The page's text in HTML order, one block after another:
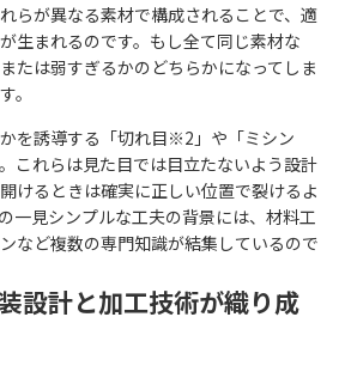
らが異なる素材で構成されることで、適
生まれるのです。もし全て同じ素材な
たは弱すぎるかのどちらかになってしま
。
を誘導する「切れ目※2」や「ミシン
これらは見た目では目立たないよう設計
けるときは確実に正しい位置で裂けるよ
一見シンプルな工夫の背景には、材料工
など複数の専門知識が結集しているので
設計と加工技術が織り成